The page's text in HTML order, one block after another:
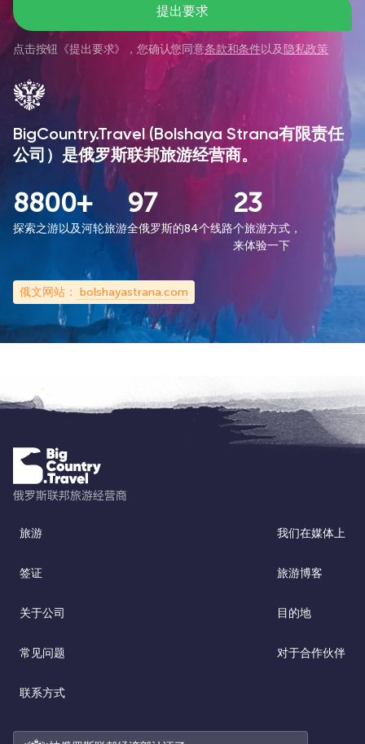
提出要求
点击按钮《提出要求》，您确认您同意条款和条件以及 隐私政策
BigCountry.Travel (Bolshaya Strana有限责任
公司）是俄罗斯联邦旅游经营商。
8800+
探索之游以及河轮旅游
97
全俄罗斯的84个线路
23
个旅游方式，
来体验一下
俄文网站： bolshayastrana.com
旅游 我们在媒体上
签证 旅游博客
关于公司 目的地
常见问题 对于合作伙伴
联系方式